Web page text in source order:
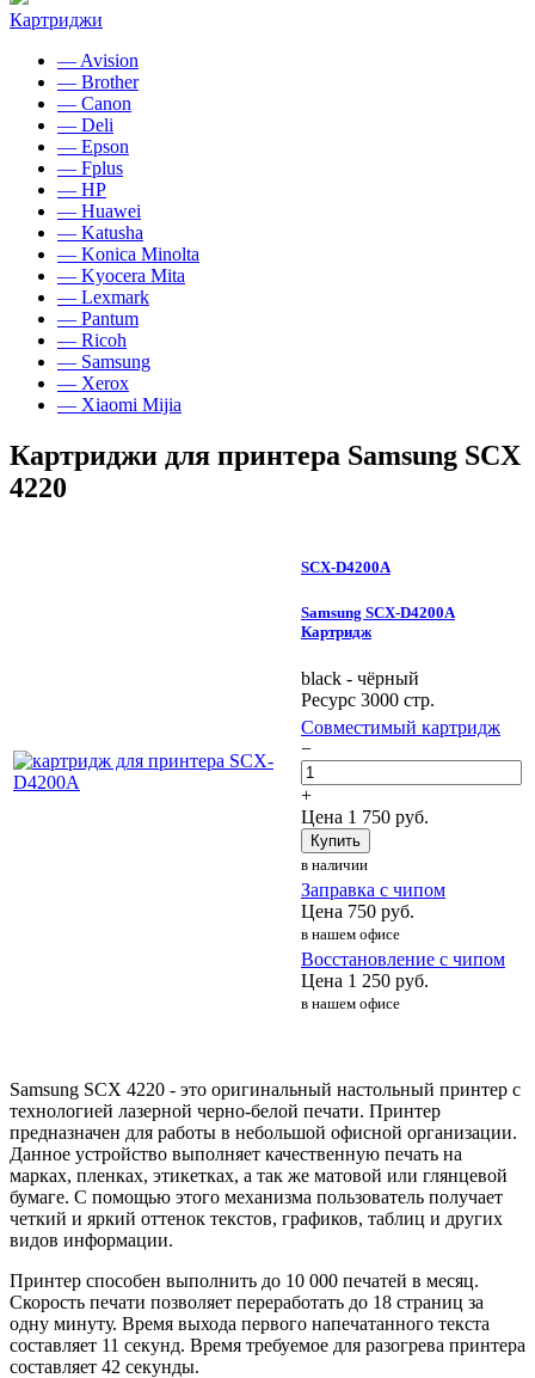
Картриджи
— Avision
— Brother
— Canon
— Deli
— Epson
— Fplus
— HP
— Huawei
— Katusha
— Konica Minolta
— Kyocera Mita
— Lexmark
— Pantum
— Ricoh
— Samsung
— Xerox
— Xiaomi Mijia
Картриджи для принтера Samsung SCX
4220
SCX-D4200A
Samsung SCX-D4200A
Картридж
black - чёрный
Ресурс 3000 стр.
Совместимый картридж
−
+
Цена 1 750 руб.
Купить
в наличии
Заправка с чипом
Цена 750 руб.
в нашем офисе
Восстановление с чипом
Цена 1 250 руб.
в нашем офисе
Samsung SCX 4220 - это оригинальный настольный принтер с
технологией лазерной черно-белой печати. Принтер
предназначен для работы в небольшой офисной организации.
Данное устройство выполняет качественную печать на
марках, пленках, этикетках, а так же матовой или глянцевой
бумаге. С помощью этого механизма пользователь получает
четкий и яркий оттенок текстов, графиков, таблиц и других
видов информации.
Принтер способен выполнить до 10 000 печатей в месяц.
Скорость печати позволяет переработать до 18 страниц за
одну минуту. Время выхода первого напечатанного текста
составляет 11 секунд. Время требуемое для разогрева принтера
составляет 42 секунды.